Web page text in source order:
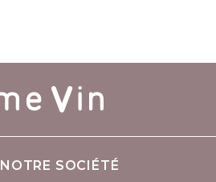
NOTRE SOCIÉTÉ